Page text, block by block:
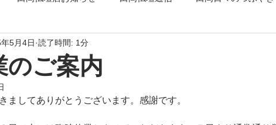
お墓について
のご案内
5月4日 読了時間: 1分
ましてありがとうございます。感謝です。